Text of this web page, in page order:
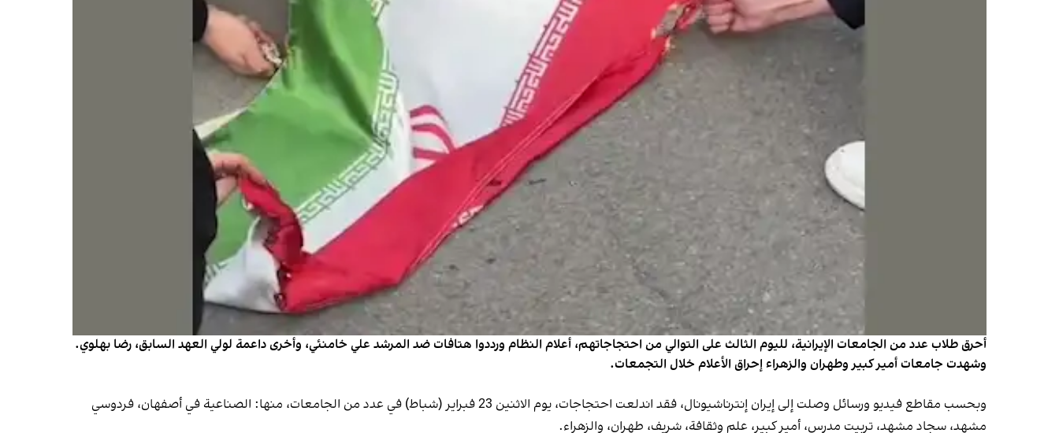
أحرق طلاب عدد من الجامعات الإيرانية، لليوم الثالث على التوالي من احتجاجاتهم، أعلام النظام ورددوا هتافات ضد المرشد علي خامنئي، وأخرى داعمة لولي العهد السابق، رضا بهلوي.
وشهدت جامعات أمير كبير وطهران والزهراء إحراق الأعلام خلال التجمعات.
وبحسب مقاطع فيديو ورسائل وصلت إلى إيران إنترناشيونال، فقد اندلعت احتجاجات، يوم الاثنين 23 فبراير (شباط) في عدد من الجامعات، منها: الصناعية في أصفهان، فردوسي
مشهد، سجاد مشهد، تربيت مدرس، أمير كبير، علم وثقافة، شريف، طهران، والزهراء.